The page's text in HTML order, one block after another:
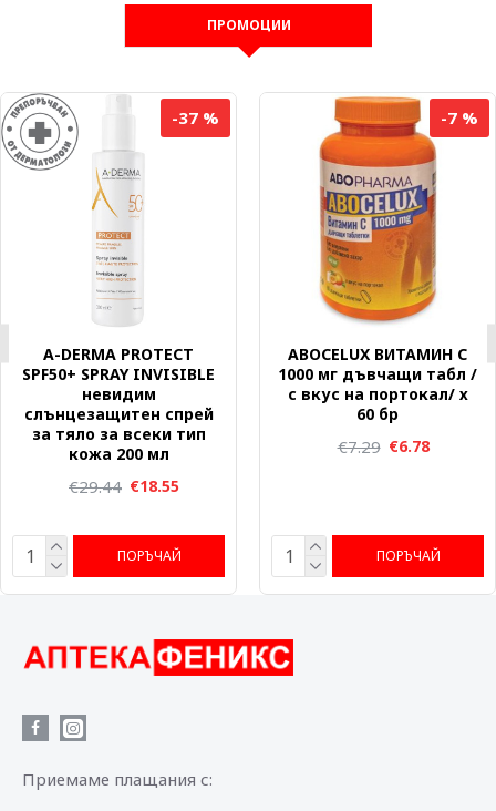
ПРОМОЦИИ
-37 %
A-DERMA PROTECT
SPF50+ SPRAY INVISIBLE
невидим
слънцезащитен спрей
за тяло за всеки тип
кожа 200 мл
€18.55
€29.44
ПОРЪЧАЙ
-7 %
ABOCELUX ВИТАМИН C
1000 мг дъвчащи табл /
с вкус на портокал/ х
60 бр
€6.78
€7.29
ПОРЪЧАЙ
Приемаме плащания с: